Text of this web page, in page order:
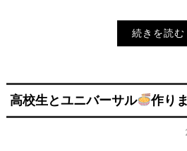
続きを読む
高校生とユニバーサル 作り